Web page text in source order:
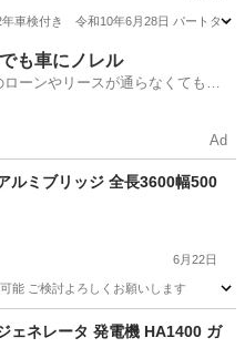
車検付き 令和10年6月28日 パートタ
も車にノレル
ーンやリースが通らなくてもク
Ad
ルミブリッジ 全長3600幅500
6月22日
能 ご検討よろしくお願いします
ェネレータ 発電機 HA1400 ガ